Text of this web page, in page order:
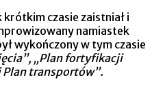
czasie zaistniał i
namiastek
wykończony w tym czasie
„Plan fortyfikacji
Plan transportów”.